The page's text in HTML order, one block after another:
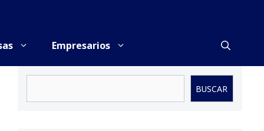
Empresarios
BUSCAR